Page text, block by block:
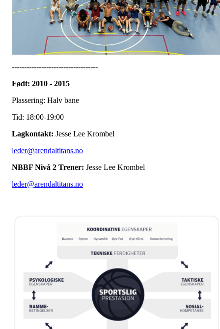
-----------------------------------
Født: 2010 - 2015
Plassering: Halv bane
Tid: 18:00-19:00
Lagkontakt: Jesse Lee Krombel
leder@arendaltitans.no
NBBF Nivå 2 Trener: Jesse Lee Krombel
leder@arendaltitans.no